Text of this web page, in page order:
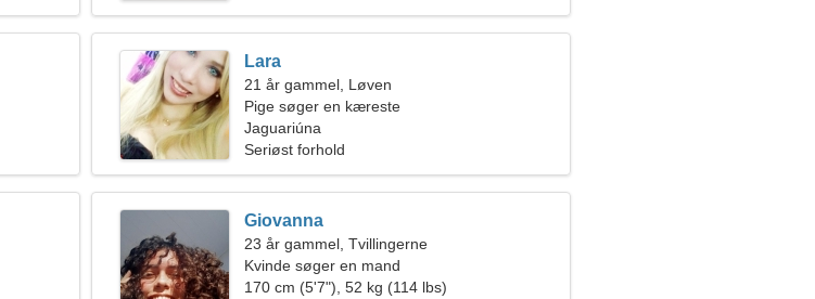
Lara
21 år gammel, Løven
Pige søger en kæreste
Jaguariúna
Seriøst forhold
Giovanna
23 år gammel, Tvillingerne
Kvinde søger en mand
170 cm (5'7"), 52 kg (114 lbs)